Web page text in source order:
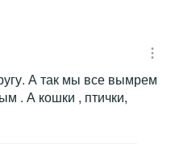
А так мы все вымрем
. А кошки , птички,